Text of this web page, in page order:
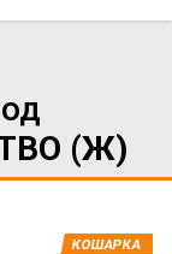
(Ж)
КОШАРКА